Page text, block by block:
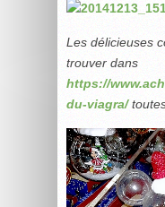
Les délicieuses
trouver dans
https://
du-viagra/